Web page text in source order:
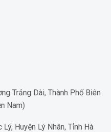
Trảng Dài, Thành Phố Biên
Nam)
Huyện Lý Nhân, Tỉnh Hà